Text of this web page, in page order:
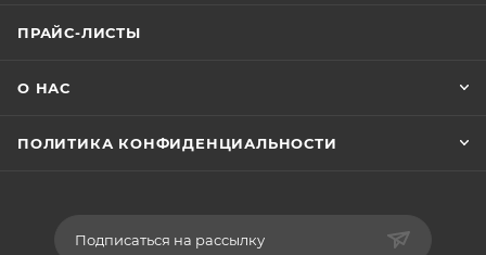
ПРАЙС-ЛИСТЫ
О НАС
ПОЛИТИКА КОНФИДЕНЦИАЛЬНОСТИ
Подписаться на рассылку